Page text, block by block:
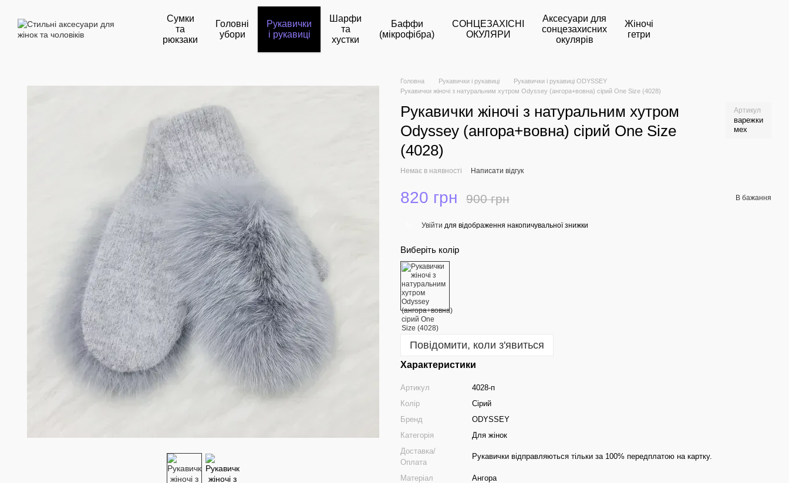
Сумки
та
рюкзаки
Головні
убори
Рукавички
і рукавиці
Шарфи
та
хустки
Баффи
(мікрофібра)
СОНЦЕЗАХІСНІ
ОКУЛЯРИ
Аксесуари для
сонцезахисних
окулярів
Жіночі
гетри
Головна Рукавички і рукавиці
Рукавички і рукавиці ODYSSEY
Рукавички жіночі з натуральним хутром Odyssey (ангора+вовна) сірий One Size (4028)
Рукавички жіночі з натуральним хутром
Odyssey (ангора+вовна) сірий One Size
(4028)
Артикул
варежки
мех
Немає в наявності Написати відгук
820 грн 900 грн В бажання
Увійти для відображення накопичувальної знижки
Виберіть колір
Повідомити, коли з'явиться
Характеристики
Артикул
4028-п
Колір
Сірий
Бренд
ODYSSEY
Категорія
Для жінок
Доставка/
Оплата
Рукавички відправляються тільки за 100% передплатою на картку.
Матеріал
Ангора